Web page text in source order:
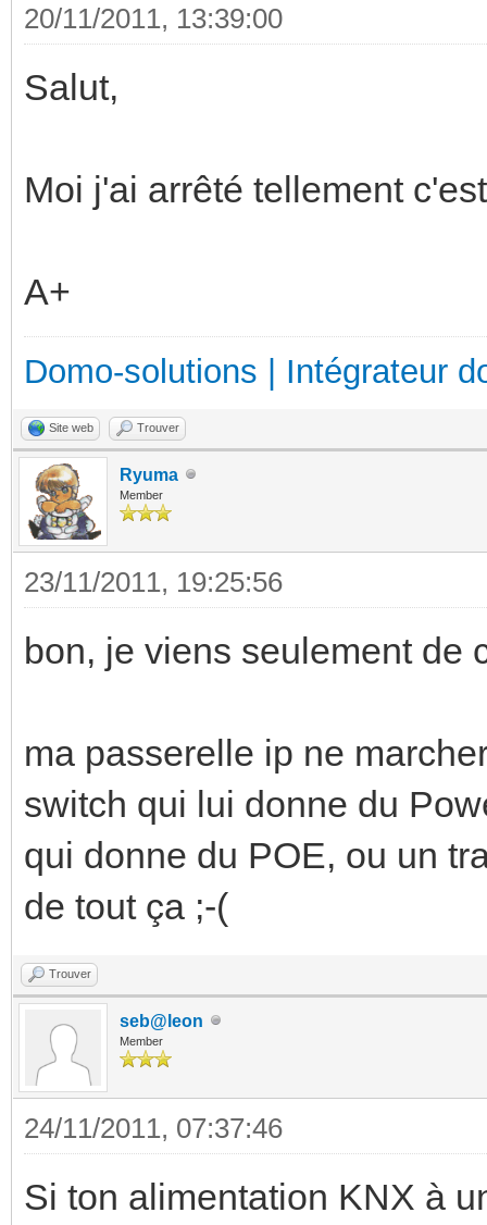
20/11/2011, 13:39:00
Salut,
Moi j'ai arrêté tellement
A+
Domo-solutions | Intégrateur
Site web Trouver
Ryuma
Member
23/11/2011, 19:25:56
bon, je viens seulement de
ma passerelle ip ne
switch qui lui donne du
qui donne du POE, ou un
de tout ça ;-(
Trouver
seb@leon
Member
24/11/2011, 07:37:46
Si ton alimentation KNX à